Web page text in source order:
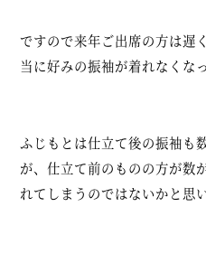
ですので来年ご出席の方は遅
当に好みの振袖が着れなくな
ふじもとは仕立て後の振袖も
が、仕立て前のものの方が数
れてしまうのではないかと思